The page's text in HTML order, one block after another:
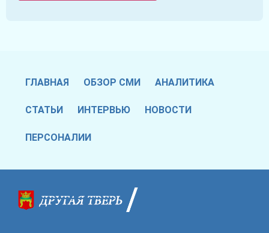
ГЛАВНАЯ ОБЗОР СМИ АНАЛИТИКА
СТАТЬИ ИНТЕРВЬЮ НОВОСТИ
ПЕРСОНАЛИИ